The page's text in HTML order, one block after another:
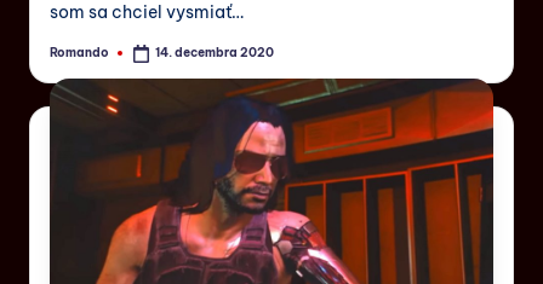
som sa chciel vysmiať…
Romando 14. decembra 2020